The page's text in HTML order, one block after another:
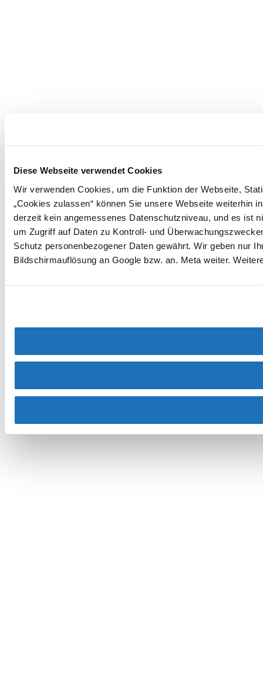
Diese Webseite verwendet Cookies
Wir verwenden Cookies, um die Funktion der Webseite,
„Cookies zulassen“ können Sie unsere Webseite weiterhin
derzeit kein angemessenes Datenschutzniveau, und es ist
um Zugriff auf Daten zu Kontroll- und
Schutz personenbezogener Daten gewährt. Wir geben nur
Bildschirmauflösung an Google bzw. an. Meta weiter.